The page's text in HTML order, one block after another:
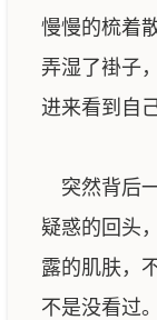
慢慢的梳着
弄湿了褂子
进来看到自
突然背后
疑惑的回头
露的肌肤，
不是没看过